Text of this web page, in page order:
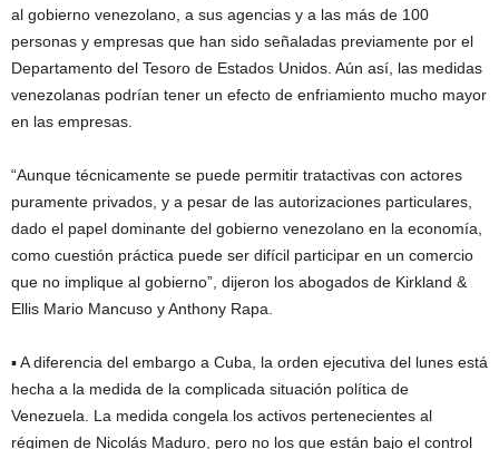
al gobierno venezolano, a sus agencias y a las más de 100
personas y empresas que han sido señaladas previamente por el
Departamento del Tesoro de Estados Unidos. Aún así, las medidas
venezolanas podrían tener un efecto de enfriamiento mucho mayor
en las empresas.
“Aunque técnicamente se puede permitir tratactivas con actores
puramente privados, y a pesar de las autorizaciones particulares,
dado el papel dominante del gobierno venezolano en la economía,
como cuestión práctica puede ser difícil participar en un comercio
que no implique al gobierno”, dijeron los abogados de Kirkland &
Ellis Mario Mancuso y Anthony Rapa.
▪ A diferencia del embargo a Cuba, la orden ejecutiva del lunes está
hecha a la medida de la complicada situación política de
Venezuela. La medida congela los activos pertenecientes al
régimen de Nicolás Maduro, pero no los que están bajo el control